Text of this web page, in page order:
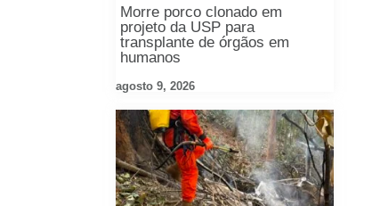
Morre porco clonado em
projeto da USP para
transplante de órgãos em
humanos
agosto 9, 2026